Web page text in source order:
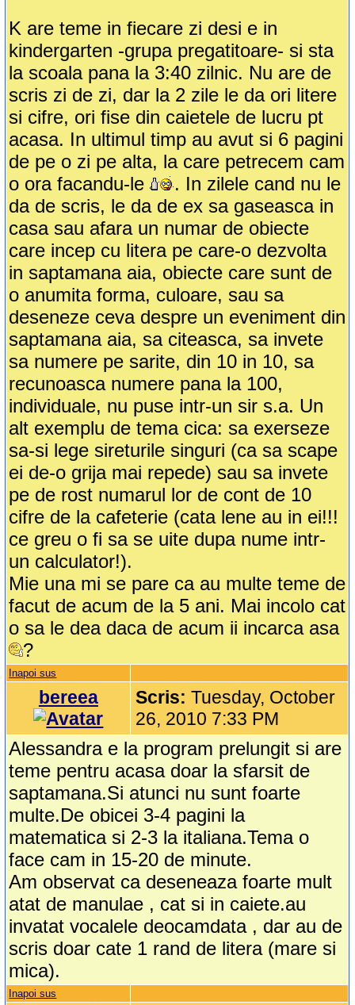
K are teme in fiecare zi desi e in
kindergarten -grupa pregatitoare- si sta
la scoala pana la 3:40 zilnic. Nu are de
scris zi de zi, dar la 2 zile le da ori litere
si cifre, ori fise din caietele de lucru pt
acasa. In ultimul timp au avut si 6 pagini
de pe o zi pe alta, la care petrecem cam
o ora facandu-le
. In zilele cand nu le
da de scris, le da de ex sa gaseasca in
casa sau afara un numar de obiecte
care incep cu litera pe care-o dezvolta
in saptamana aia, obiecte care sunt de
o anumita forma, culoare, sau sa
deseneze ceva despre un eveniment din
saptamana aia, sa citeasca, sa invete
sa numere pe sarite, din 10 in 10, sa
recunoasca numere pana la 100,
individuale, nu puse intr-un sir s.a. Un
alt exemplu de tema cica: sa exerseze
sa-si lege sireturile singuri (ca sa scape
ei de-o grija mai repede) sau sa invete
pe de rost numarul lor de cont de 10
cifre de la cafeterie (cata lene au in ei!!!
ce greu o fi sa se uite dupa nume intr-
un calculator!).
Mie una mi se pare ca au multe teme de
facut de acum de la 5 ani. Mai incolo cat
o sa le dea daca de acum ii incarca asa
?
Inapoi sus
bereea Scris:Tuesday, October
26, 2010 7:33 PM
Alessandra e la program prelungit si are
teme pentru acasa doar la sfarsit de
saptamana.Si atunci nu sunt foarte
multe.De obicei 3-4 pagini la
matematica si 2-3 la italiana.Tema o
face cam in 15-20 de minute.
Am observat ca deseneaza foarte mult
atat de manulae , cat si in caiete.au
invatat vocalele deocamdata , dar au de
scris doar cate 1 rand de litera (mare si
mica).
Inapoi sus